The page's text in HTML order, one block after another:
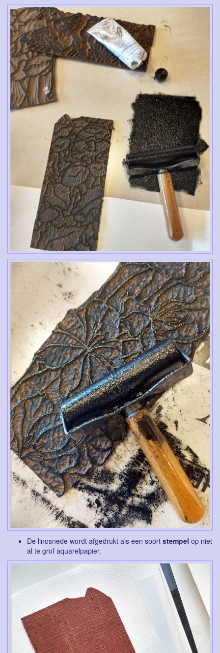
De linosnede wordt afgedrukt als een soort stempel op niet
al te grof aquarelpapier.